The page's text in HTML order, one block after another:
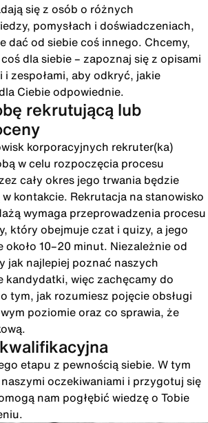
się z osób o różnych
pomysłach i doświadczeniach,
dać od siebie coś innego. Chcemy,
dla siebie – zapoznaj się z opisami
i zespołami, aby odkryć, jakie
Ciebie odpowiednie.
rekrutującą lub
korporacyjnych rekruter(ka)
w celu rozpoczęcia procesu
cały okres jego trwania będzie
kontakcie. Rekrutacja na stanowisko
wymaga przeprowadzenia procesu
który obejmuje czat i quizy, a jego
około 10–20 minut. Niezależnie od
jak najlepiej poznać naszych
kandydatki, więc zachęcamy do
tym, jak rozumiesz pojęcie obsługi
poziomie oraz co sprawia, że
etapu z pewnością siebie. W tym
oczekiwaniami i przygotuj się
nam pogłębić wiedzę o Tobie